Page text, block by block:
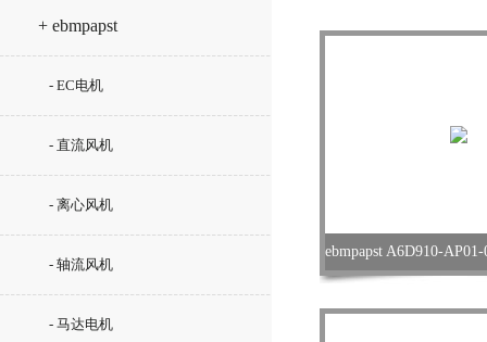
+ ebmpapst
- EC电机
- 直流风机
- 离心风机
- 轴流风机
- 马达电机